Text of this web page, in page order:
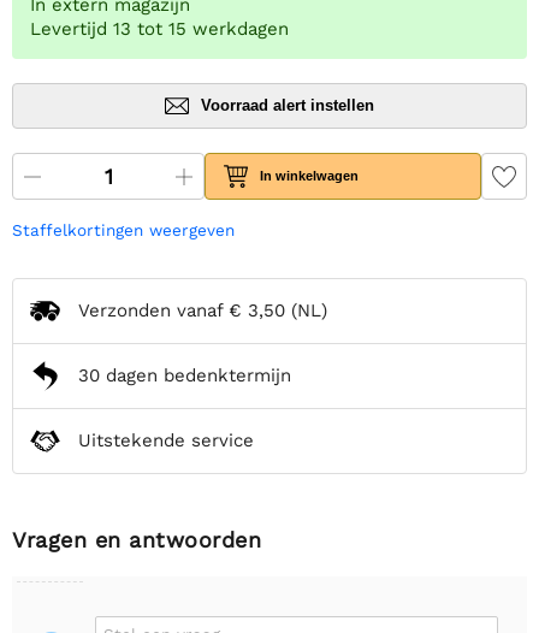
In extern magazijn
Levertijd 13 tot 15 werkdagen
Voorraad alert instellen
In winkelwagen
Staffelkortingen weergeven
Verzonden vanaf € 3,50 (NL)
30 dagen bedenktermijn
Uitstekende service
Vragen en antwoorden